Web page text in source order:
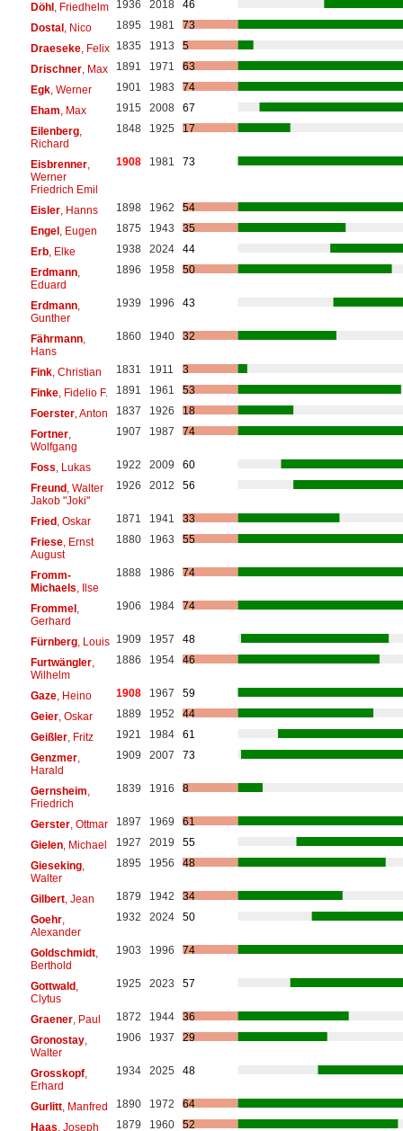
Döhl, Friedhelm 1936 2018
46
Dostal, Nico 1895 1981
73
Draeseke, Felix 1835 1913
5
Drischner, Max 1891 1971
63
Egk, Werner 1901 1983
74
Eham , Max 1915 2008
67
Eilenberg,
Richard
1848 1925 17
Eisbrenner,
Werner
Friedrich Emil
1908 1981 73
Eisler, Hanns 1898 1962
54
Engel, Eugen 1875 1943
35
Erb, Elke 1938 2024
44
Erdmann,
Eduard
1896 1958 50
Erdmann,
Gunther
1939 1996 43
Fährmann,
Hans
1860 1940 32
Fink, Christian 1831 1911
3
Finke, Fidelio F. 1891 1961
53
Foerster, Anton 1837 1926
18
Fortner,
Wolfgang
1907 1987 74
Foss , Lukas 1922 2009
60
Freund, Walter
Jakob "Joki"
1926 2012 56
Fried, Oskar 1871 1941
33
Friese, Ernst
August
1880 1963 55
Fromm-
Michaels , Ilse
1888 1986 74
Frommel,
Gerhard
1906 1984 74
Fürnberg, Louis 1909 1957
48
Furtwängler,
Wilhelm
1886 1954 46
Gaze, Heino 1908 1967
59
Geier, Oskar 1889 1952
44
Geißler, Fritz 1921 1984
61
Genzmer,
Harald
1909 2007 73
Gernsheim
Friedrich
1839 1916 8
Gerster, Ottmar 1897 1969
61
Gielen, Michael 1927 2019
55
Gieseking,
Walter
1895 1956 48
Gilbert, Jean 1879 1942
34
Goehr,
Alexander
1932 2024 50
Goldschmidt,
Berthold
1903 1996 74
Gottwald,
Clytus
1925 2023 57
Graener, Paul 1872 1944
36
Gronostay,
Walter
1906 1937 29
Grosskopf,
Erhard
1934 2025 48
Gurlitt, Manfred 1890 1972
64
Haas , Joseph 1879 1960 52